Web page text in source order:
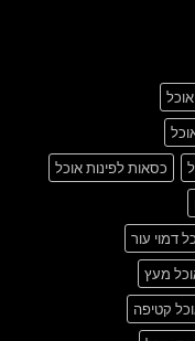
כסאות לפינות אוכל
דמוי עור
מעץ
קטיפה